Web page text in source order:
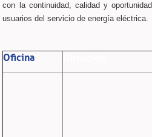
con la continuidad, calidad y
usuarios del servicio de energía eléctrica.
Oficina